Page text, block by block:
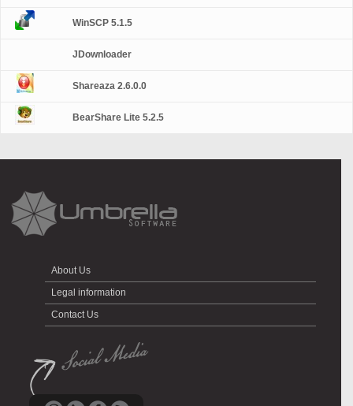
WinSCP 5.1.5
JDownloader
Shareaza 2.6.0.0
BearShare Lite 5.2.5
About Us
Legal information
Contact Us